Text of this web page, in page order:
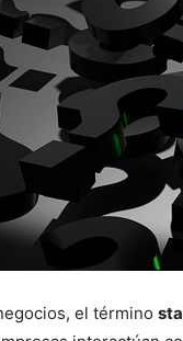
el término